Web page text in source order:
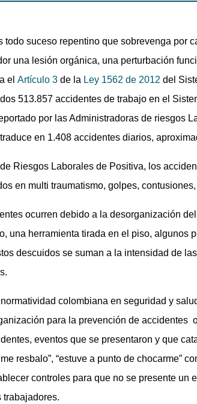
todo suceso repentino que sobrevenga por
una lesión orgánica, una perturbación
el Artículo 3 de la Ley 1562 de 2012 del
513.857 accidentes de trabajo en el
por las Administradoras de riesgos
en 1.408 accidentes diarios,
Riesgos Laborales de Positiva, los
en multi traumatismo, golpes,
ocurren debido a la desorganización
una herramienta tirada en el piso, algunos
descuidos se suman a la intensidad de
colombiana en seguridad y
para la prevención de accidentes
eventos que se presentaron y que
me resbalo”, “estuve a punto de chocarme”
controles para que no se presente un
trabajadores.